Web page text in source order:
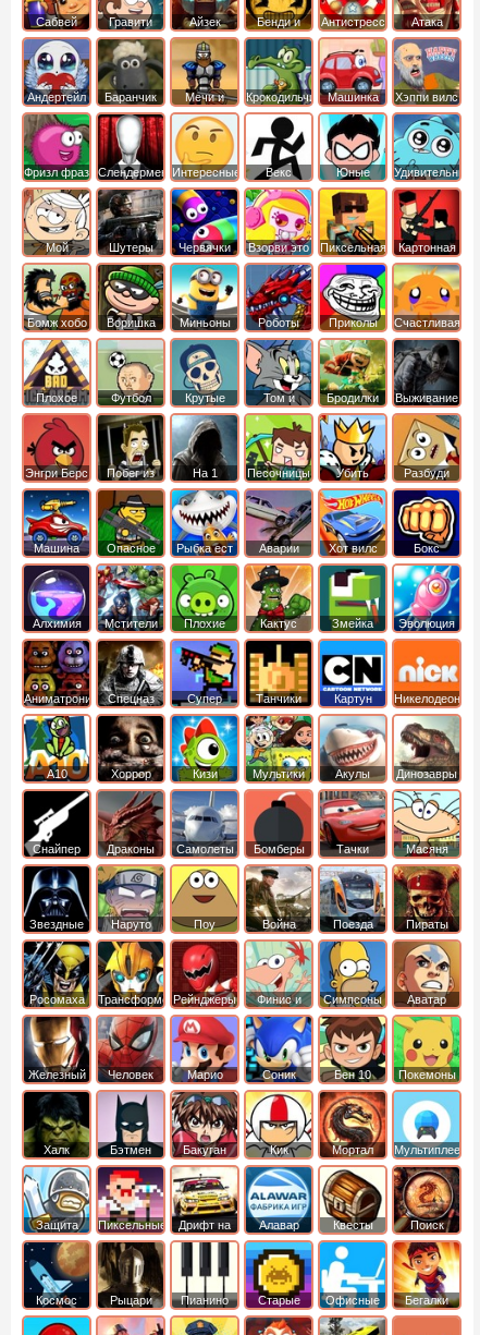
Сабвей
Серф
Гравити
Фолз
Айзек
Бенди и
Чернильная
машина
Антистресс
Атака
Титанов
Андертейл
Баранчик
Шон
Мечи и
Сандали
Крокодильчик
Свомпи
Машинка
Вилли
Хэппи вилс
Фризл фраз Слендермен Интересные Векс
Юные
титаны
вперед
Удивительный
мир
Гамбола
Мой
шумный
дом
Шутеры Червячки Взорви это
Пиксельная
война
Картонная
башка
Бомж хобо
Воришка
боб
Миньоны
Роботы
динозавры
Приколы
Счастливая
обезьянка
Плохое
мороженое
Футбол
головами
Крутые
Том и
джерри
Бродилки
Приключения
Выживание
Энгри Берс
Побег из
тюрьмы
На 1 Песочницы
Убить
короля
Разбуди
коробку
Машина
ест
машину
Опасное
оружие
Рыбка ест
рыбку
Аварии
машин
Хот вилс Бокс
Алхимия Мстители
Плохие
свинки
Кактус
маккой
Змейка Эволюция
Аниматроники Спецназ
Супер
бойцы
Танчики
Картун
нетворк
Никелодеон
А10 Хоррор Кизи Мультики Акулы Динозавры
Снайпер Драконы Самолеты Бомберы Тачки Масяня
Звездные
войны
Наруто Поу Война Поезда
Пираты
Карибского
Моря
Росомаха ТрансформерыРейнджеры
Самураи
Финис и
Ферб
Симпсоны
Аватар
легенда об
Аанге
Железный
человек
Человек
Паук
Марио Соник Бен 10 Покемоны
Халк Бэтмен Бакуган
Кик
Бутовский
Мортал
комбат
Мультиплеер
Защита
королевства
Пиксельные
Дрифт на
машинах
Алавар Квесты
Поиск
предметов
Космос Рыцари Пианино Старые Офисные Бегалки